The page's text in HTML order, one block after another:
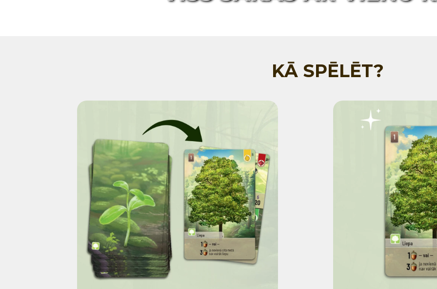
KĀ SPĒLĒT?